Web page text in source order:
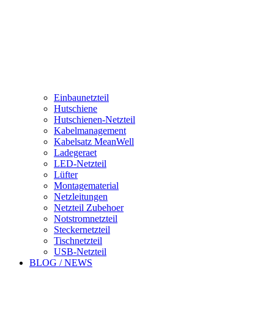
Einbaunetzteil
Hutschiene
Hutschienen-Netzteil
Kabelmanagement
Kabelsatz MeanWell
Ladegeraet
LED-Netzteil
Lüfter
Montagematerial
Netzleitungen
Netzteil Zubehoer
Notstromnetzteil
Steckernetzteil
Tischnetzteil
USB-Netzteil
BLOG / NEWS